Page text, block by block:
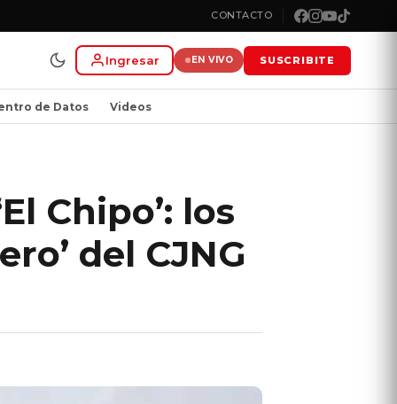
CONTACTO
Ingresar EN VIVO SUSCRIBITE
de Datos Videos
Chipo’: los
del CJNG